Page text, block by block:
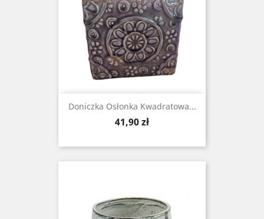
Doniczka Osłonka Kwadratowa...
Cena
41,90 zł